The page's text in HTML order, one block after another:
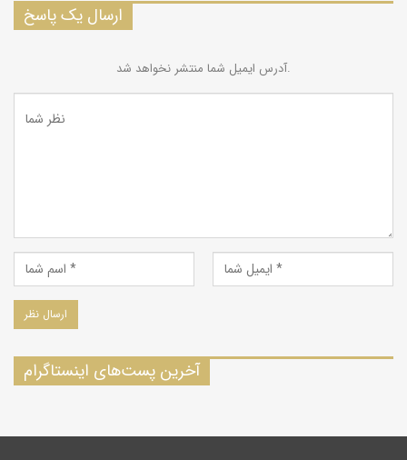
ارسال یک پاسخ
آدرس ایمیل شما منتشر نخواهد شد.
آخرین پست‌های اینستاگرام